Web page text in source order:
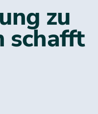
zu
schafft